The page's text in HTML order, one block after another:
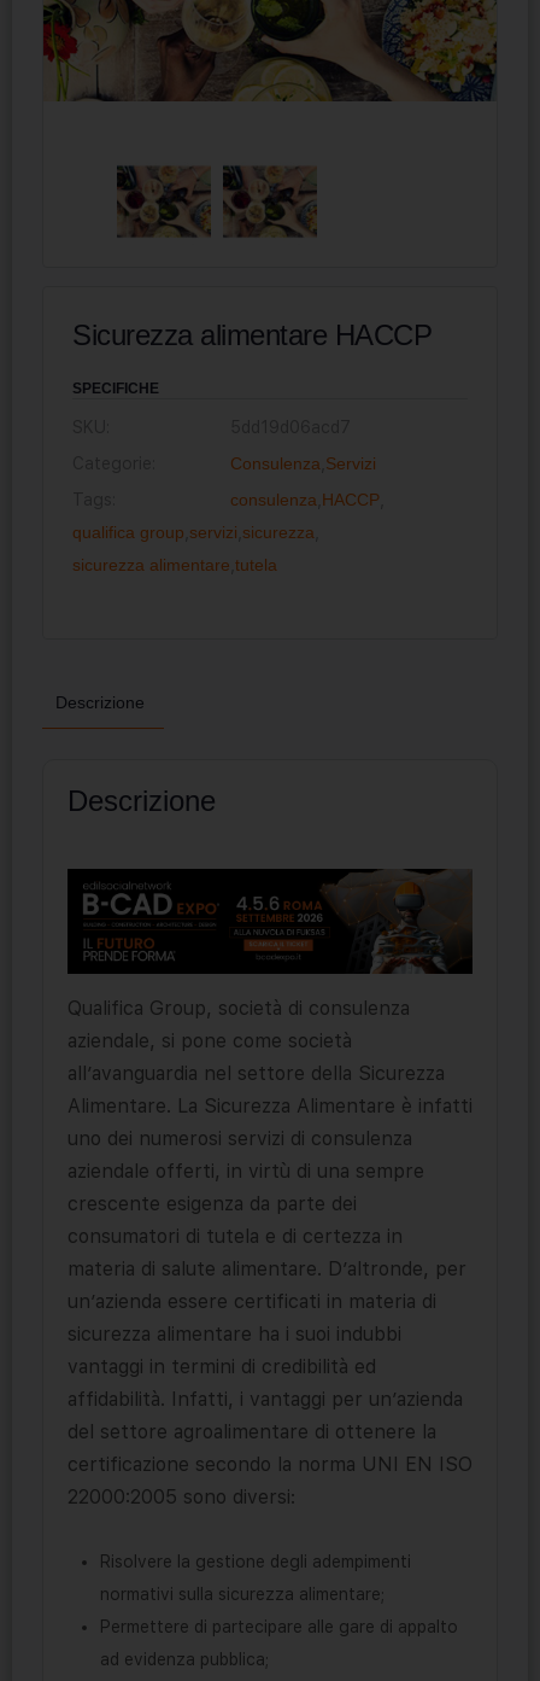
Sicurezza alimentare HACCP
SPECIFICHE
Consulenza Servizi
consulenza HACCP
qualifica group servizi sicurezza
sicurezza alimentare tutela
Descrizione
Descrizione
Qualifica Group, società di consulenza
aziendale, si pone come società
all’avanguardia nel settore della Sicurezza
Alimentare. La Sicurezza Alimentare è infatti
uno dei numerosi servizi di consulenza
aziendale offerti, in virtù di una sempre
crescente esigenza da parte dei
consumatori di tutela e di certezza in
materia di salute alimentare. D’altronde, per
un’azienda essere certificati in materia di
sicurezza alimentare ha i suoi indubbi
vantaggi in termini di credibilità ed
affidabilità. Infatti, i vantaggi per un’azienda
del settore agroalimentare di ottenere la
certificazione secondo la norma UNI EN ISO
22000:2005 sono diversi:
Risolvere la gestione degli adempimenti
normativi sulla sicurezza alimentare;
Permettere di partecipare alle gare di appalto
ad evidenza pubblica;